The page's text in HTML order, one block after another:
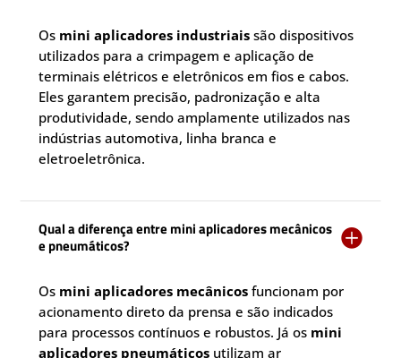
Os mini aplicadores industriais são dispositivos
utilizados para a crimpagem e aplicação de
terminais elétricos e eletrônicos em fios e cabos.
Eles garantem precisão, padronização e alta
produtividade, sendo amplamente utilizados nas
indústrias automotiva, linha branca e
eletroeletrônica.
Qual a diferença entre mini aplicadores mecânicos
e pneumáticos?

Os mini aplicadores mecânicos funcionam por
acionamento direto da prensa e são indicados
para processos contínuos e robustos. Já os mini
aplicadores pneumáticos utilizam ar